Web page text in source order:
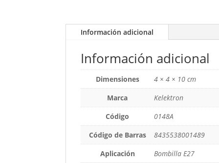
Información adicional
Información adicional
Dimensiones
4 × 4 × 10 cm
Marca
Kelektron
Código
0148A
Código de Barras
8435538001489
Aplicación
Bombilla E27